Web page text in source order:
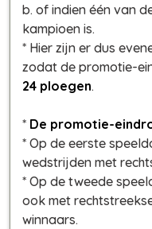
b. of indien één van
kampioen is.
* Hier zijn er dus
zodat de promotie-
24 ploegen.
* De promotie-
* Op de eerste
wedstrijden met
* Op de tweede
ook met
winnaars.